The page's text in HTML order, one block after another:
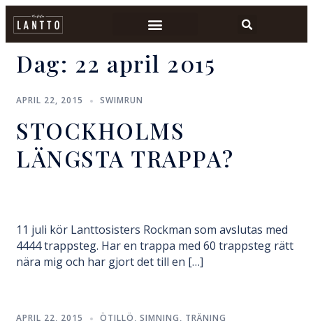
Dag: 22 april 2015
APRIL 22, 2015 SWIMRUN
STOCKHOLMS
LÄNGSTA TRAPPA?
11 juli kör Lanttosisters Rockman som avslutas med
4444 trappsteg. Har en trappa med 60 trappsteg rätt
nära mig och har gjort det till en […]
APRIL 22, 2015 ÖTILLÖ, SIMNING, TRÄNING